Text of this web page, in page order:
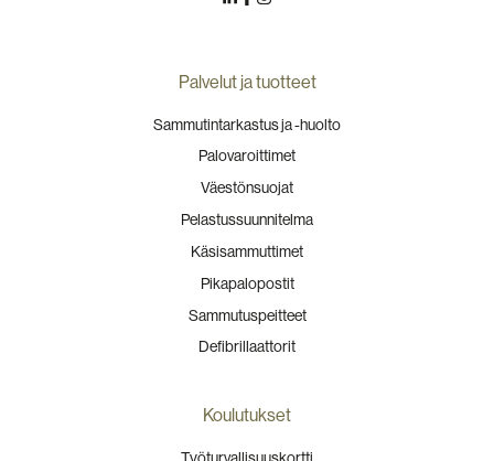
Palvelut ja tuotteet
Sammutintarkastus ja -huolto
Palovaroittimet
Väestönsuojat
Pelastussuunnitelma
Käsisammuttimet
Pikapalopostit
Sammutuspeitteet
Defibrillaattorit
Koulutukset